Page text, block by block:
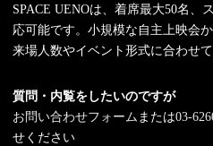
SPACE UENOは、着席最大50名、
応可能です。小規模な自主上映会
来場人数やイベント形式に合わせ
質問・内覧をしたいのですが
お問い合わせフォーム または03-
せください